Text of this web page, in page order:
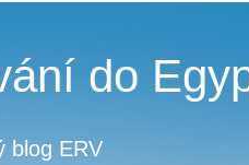
do
blog ERV